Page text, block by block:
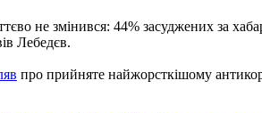
не змінився: 44% засуджених за
Лебедєв.
про прийняте найжорсткішому